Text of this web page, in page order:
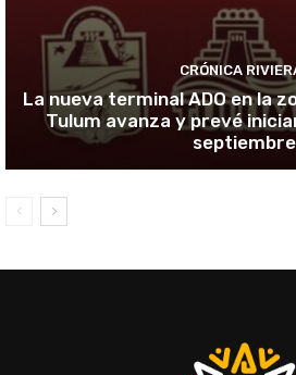
CRÓNICA
La nueva terminal ADO en la
Tulum avanza y prevé
septiembre